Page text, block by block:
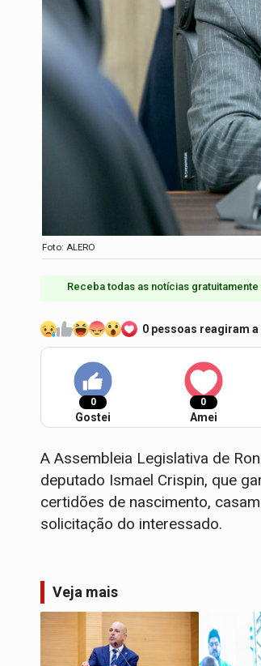
Foto: ALERO
Receba todas as notícias
0 pessoas reagiram
0
Gostei
0
Amei
A Assembleia Legislativa de
deputado Ismael Crispin, que
certidões de nascimento,
solicitação do interessado.
Veja mais